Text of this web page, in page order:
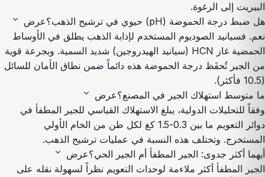
البيريت إلى الرغوة.
هل ضبط درجة الحموضة (pH) حيوي في ترشيح الذهب؟
عرض expand_more
نعم. فسيانيد الصوديوم المستخدم لإذابة الذهب يطلق في الأوساط
الحمضية غاز HCN (سيانيد الهيدروجين) شديد السمية. وبجرعة قوية
من الجير تُحفَظ درجة الحموضة هذه دائماً ضمن نطاق الأمان للسائل
(10.5 فأكثر).
ما متوسط استهلاك الجير في المصنع؟عرض expand_more
وفقاً للتحليلات الدولية، يبلغ الاستهلاك القياسي للجير المطفأ في
دوائر التعويم ما بين 0.3-1.5 كغ لكل طن من الخام الأولي
المستخرج. وتختلف هذه النسبة في عمليات ترشيح الذهب.
أيهما أكثر جدوى: الجير المطفأ أم الجير الحي؟عرض expand_more
الجير المطفأ أكثر ملاءمة لوحدات التعويم نظراً لسهولة نقله على